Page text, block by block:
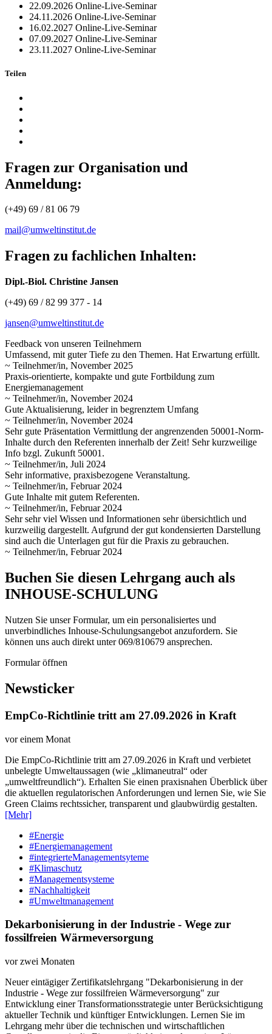
22.09.2026 Online-Live-Seminar
24.11.2026 Online-Live-Seminar
16.02.2027 Online-Live-Seminar
07.09.2027 Online-Live-Seminar
23.11.2027 Online-Live-Seminar
Teilen
Fragen zur Organisation und
Anmeldung:
(+49) 69 / 81 06 79
mail@umweltinstitut.de
Fragen zu fachlichen Inhalten:
Dipl.-Biol. Christine Jansen
(+49) 69 / 82 99 377 - 14
jansen@umweltinstitut.de
Feedback von unseren Teilnehmern
Umfassend, mit guter Tiefe zu den Themen. Hat Erwartung erfüllt.
~ Teilnehmer/in, November 2025
Praxis-orientierte, kompakte und gute Fortbildung zum
Energiemanagement
~ Teilnehmer/in, November 2024
Gute Aktualisierung, leider in begrenztem Umfang
~ Teilnehmer/in, November 2024
Sehr gute Präsentation Vermittlung der angrenzenden 50001-Norm-
Inhalte durch den Referenten innerhalb der Zeit! Sehr kurzweilige
Info bzgl. Zukunft 50001.
~ Teilnehmer/in, Juli 2024
Sehr informative, praxisbezogene Veranstaltung.
~ Teilnehmer/in, Februar 2024
Gute Inhalte mit gutem Referenten.
~ Teilnehmer/in, Februar 2024
Sehr sehr viel Wissen und Informationen sehr übersichtlich und
kurzweilig dargestellt. Aufgrund der gut kondensierten Darstellung
sind auch die Unterlagen gut für die Praxis zu gebrauchen.
~ Teilnehmer/in, Februar 2024
Buchen Sie diesen Lehrgang auch als
INHOUSE-SCHULUNG
Nutzen Sie unser Formular, um ein personalisiertes und
unverbindliches Inhouse-Schulungs­angebot anzufordern. Sie
können uns auch direkt unter 069/810679 ansprechen.
Formular öffnen
Newsticker
EmpCo-Richtlinie tritt am 27.09.2026 in Kraft
vor einem Monat
Die EmpCo-Richtlinie tritt am 27.09.2026 in Kraft und verbietet
unbelegte Umweltaussagen (wie „klimaneutral“ oder
„umweltfreundlich“). Erhalten Sie einen praxisnahen Überblick über
die aktuellen regulatorischen Anforderungen und lernen Sie, wie Sie
Green Claims rechtssicher, transparent und glaubwürdig gestalten.
[Mehr]
#Energie
#Energiemanagement
#integrierteManagementsyteme
#Klimaschutz
#Managementsysteme
#Nachhaltigkeit
#Umweltmanagement
Dekarbonisierung in der Industrie - Wege zur
fossilfreien Wärmeversorgung
vor zwei Monaten
Neuer eintägiger Zertifikatslehrgang "Dekarbonisierung in der
Industrie - Wege zur fossilfreien Wärmeversorgung" zur
Entwicklung einer Transformationsstrategie unter Berücksichtigung
aktueller Technik und künftiger Entwicklungen. Lernen Sie im
Lehrgang mehr über die technischen und wirtschaftlichen